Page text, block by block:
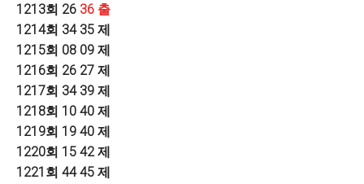
1213회 26 36 출
1214회 34 35 제
1215회 08 09 제
1216회 26 27 제
1217회 34 39 제
1218회 10 40 제
1219회 19 40 제
1220회 15 42제
1221 회 44 45 제